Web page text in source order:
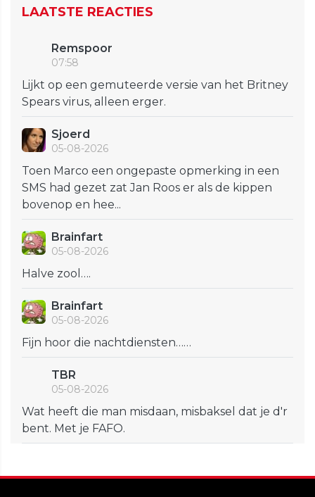
LAATSTE REACTIES
Remspoor
07:58
Lijkt op een gemuteerde versie van het Britney
Spears virus, alleen erger.
Sjoerd
05-08-2026
Toen Marco een ongepaste opmerking in een
SMS had gezet zat Jan Roos er als de kippen
bovenop en hee...
Brainfart
05-08-2026
Halve zool….
Brainfart
05-08-2026
Fijn hoor die nachtdiensten……
TBR
05-08-2026
Wat heeft die man misdaan, misbaksel dat je d'r
bent. Met je FAFO.